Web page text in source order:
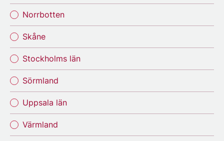
Norrbotten
Skåne
Stockholms län
Sörmland
Uppsala län
Värmland